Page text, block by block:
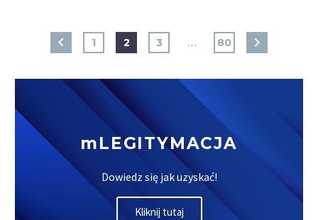
1 2 3 … 80
mLEGITYMACJA
Dowiedz się jak uzyskać!
Kliknij tutaj